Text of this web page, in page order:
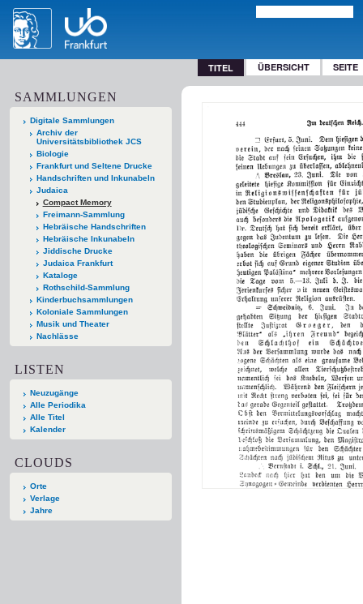
TITEL ÜBERSICHT SEITE
SAMMLUNGEN
Digitale Sammlungen
Archiv der
Universitätsbibliothek JCS
Biologie
Frankfurt und Seltene Drucke
Handschriften und Inkunabeln
Judaica
Compact Memory
Freimann-Sammlung
Hebräische Handschriften
Hebräische Inkunabeln
Jiddische Drucke
Judaica Frankfurt
Kataloge
Rothschild-Sammlung
Kinderbuchsammlungen
Koloniale Sammlungen
Musik und Theater
Nachlässe
LISTEN
Neuzugänge
Alle Periodika
Alle Titel
Kalender
CLOUDS
Orte
Verlage
Jahre